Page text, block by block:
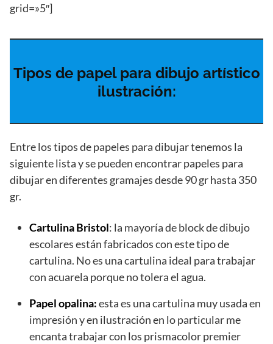
grid=»5″]
Tipos de papel para dibujo artístico
ilustración:
Entre los tipos de papeles para dibujar tenemos la
siguiente lista y se pueden encontrar papeles para
dibujar en diferentes gramajes desde 90 gr hasta 350
gr.
Cartulina Bristol: la mayoría de block de dibujo
escolares están fabricados con este tipo de
cartulina. No es una cartulina ideal para trabajar
con acuarela porque no tolera el agua.
Papel opalina:esta es una cartulina muy usada en
impresión y en ilustración en lo particular me
encanta trabajar con los prismacolor premier